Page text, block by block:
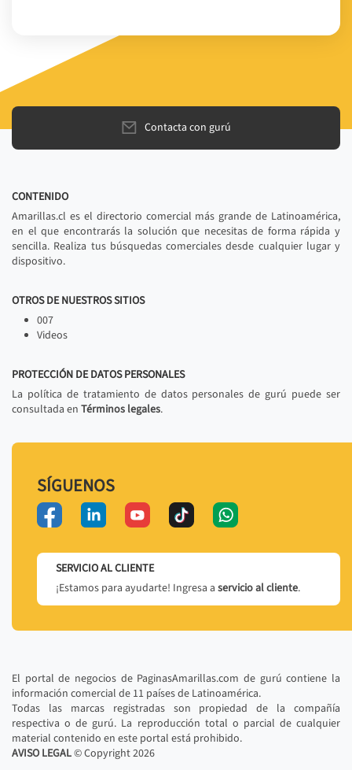
Contacta con gurú
CONTENIDO
Amarillas.cl es el directorio comercial más grande de Latinoamérica,
en el que encontrarás la solución que necesitas de forma rápida y
sencilla. Realiza tus búsquedas comerciales desde cualquier lugar y
dispositivo.
OTROS DE NUESTROS SITIOS
007
Videos
PROTECCIÓN DE DATOS PERSONALES
La política de tratamiento de datos personales de gurú puede ser
consultada en Términos legales.
SÍGUENOS
SERVICIO AL CLIENTE
¡Estamos para ayudarte! Ingresa a servicio al cliente.
El portal de negocios de PaginasAmarillas.com de gurú contiene la
información comercial de 11 países de Latinoamérica.
Todas las marcas registradas son propiedad de la compañía
respectiva o de gurú. La reproducción total o parcial de cualquier
material contenido en este portal está prohibido.
AVISO LEGAL© Copyright2026